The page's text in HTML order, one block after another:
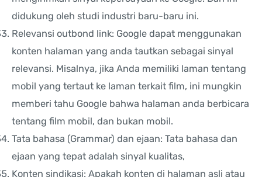
didukung oleh studi industri baru-baru ini.
Relevansi outbond link: Google dapat menggunakan
konten halaman yang anda tautkan sebagai sinyal
relevansi. Misalnya, jika Anda memiliki laman tentang
mobil yang tertaut ke laman terkait film, ini mungkin
memberi tahu Google bahwa halaman anda berbicara
tentang film mobil, dan bukan mobil.
Tata bahasa (Grammar) dan ejaan: Tata bahasa dan
ejaan yang tepat adalah sinyal kualitas,
Konten sindikasi: Apakah konten di halaman asli atau